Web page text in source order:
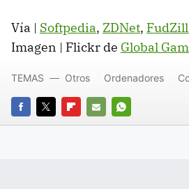
Vía | Softpedia, ZDNet,
Imagen | Flickr de Global
FACEBOOK
TWITTERFLIPBOARD
E-
WHATSAPP
TEMAS Otros Ordenadores